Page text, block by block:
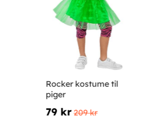
Rocker kostume til
piger
79 kr 209 kr